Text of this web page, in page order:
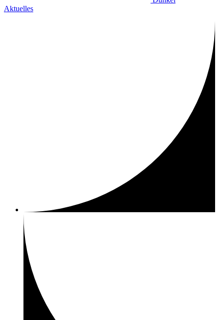
Aktuelles